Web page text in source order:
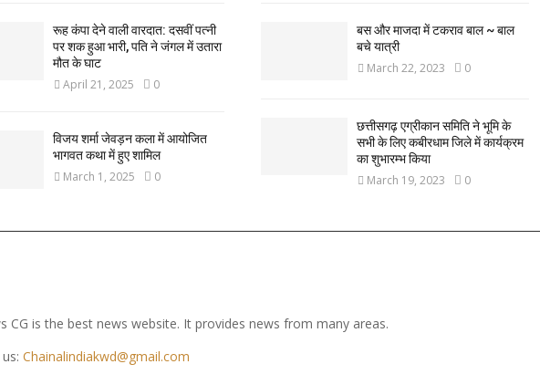
रूह कंपा देने वाली वारदात: दसवीं पत्नी
पर शक हुआ भारी, पति ने जंगल में उतारा
मौत के घाट
April 21, 2025 0
विजय शर्मा जेवड़न कला में आयोजित
भागवत कथा में हुए शामिल
March 1, 2025 0
बस और माजदा में टकराव बाल ~ बाल
बचे यात्री
March 22, 2023 0
छत्तीसगढ़ एग्रीकान समिति ने भूमि के
सभी के लिए कबीरधाम जिले में कार्यक्रम
का शुभारम्भ किया
March 19, 2023 0
CG is the best news website. It provides news from many areas.
Chainalindiakwd@gmail.com